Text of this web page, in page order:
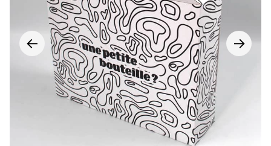
← →